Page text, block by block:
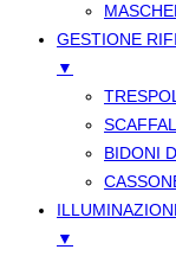
GESTIONE
▼
BIDONI
▼